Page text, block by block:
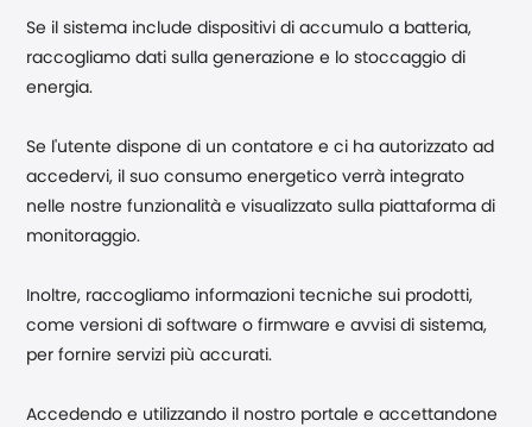
Se il sistema include dispositivi di accumulo a batteria,
raccogliamo dati sulla generazione e lo stoccaggio di
energia.
Se l'utente dispone di un contatore e ci ha autorizzato ad
accedervi, il suo consumo energetico verrà integrato
nelle nostre funzionalità e visualizzato sulla piattaforma di
monitoraggio.
Inoltre, raccogliamo informazioni tecniche sui prodotti,
come versioni di software o firmware e avvisi di sistema,
per fornire servizi più accurati.
Accedendo e utilizzando il nostro portale e accettandone